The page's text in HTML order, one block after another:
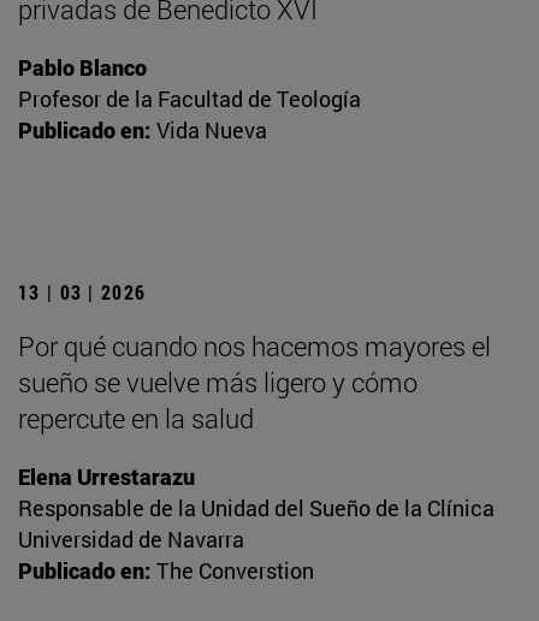
privadas de Benedicto XVI
Pablo Blanco
Profesor de la Facultad de Teología
Publicado en: Vida Nueva
13 | 03 | 2026
Por qué cuando nos hacemos mayores el
sueño se vuelve más ligero y cómo
repercute en la salud
Elena Urrestarazu
Responsable de la Unidad del Sueño de la Clínica
Universidad de Navarra
Publicado en: The Converstion